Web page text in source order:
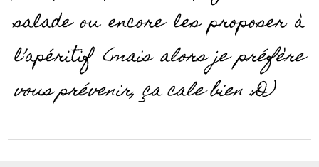
salade ou encore les proposer à
l’apéritif (mais alors je préfère
vous prévenir, ça cale bien :D)